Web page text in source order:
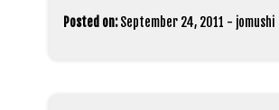
Posted on: September 24, 2011 - jomushi